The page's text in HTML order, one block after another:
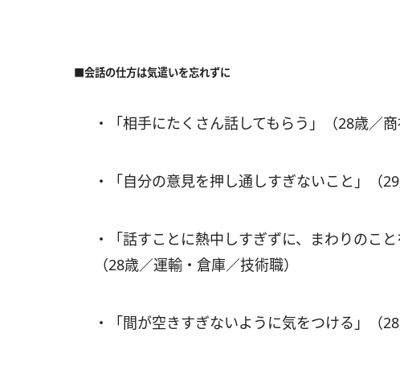
■会話の仕方は気遣いを忘れずに
・「相手にたくさん話してもらう」（28歳／
・「自分の意見を押し通しすぎないこと」（
・「話すことに熱中しすぎずに、まわりのこ
（28歳／運輸・倉庫／技術職）
・「間が空きすぎないように気をつける」（